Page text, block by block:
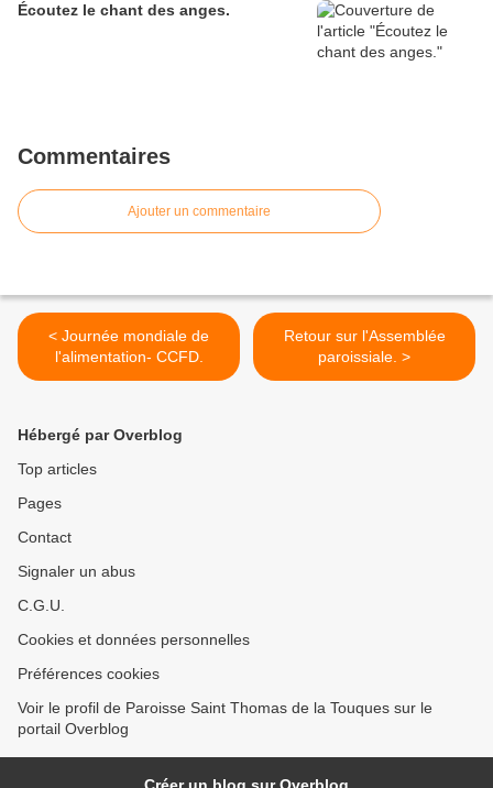
Écoutez le chant des anges.
Commentaires
Ajouter un commentaire
< Journée mondiale de
l'alimentation- CCFD.
Retour sur l'Assemblée
paroissiale. >
Hébergé par Overblog
Top articles
Pages
Contact
Signaler un abus
C.G.U.
Cookies et données personnelles
Préférences cookies
Voir le profil de Paroisse Saint Thomas de la Touques sur le
portail Overblog